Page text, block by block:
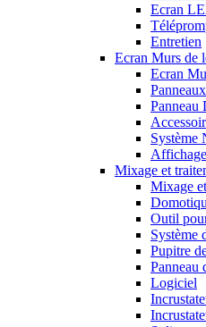
Ecran
Entretien
Ecran Murs de
Ecran
Panneau
Système
Mixage et
Mixage
Outil
Système
Pupitre
Panneau
Logiciel